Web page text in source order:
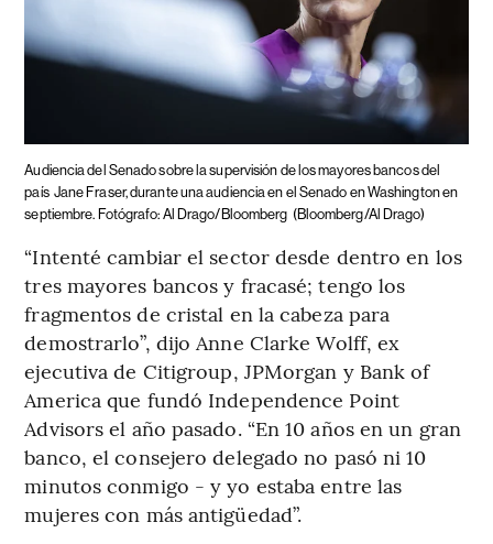
Audiencia del Senado sobre la supervisión de los mayores bancos del
país Jane Fraser, durante una audiencia en el Senado en Washington en
septiembre. Fotógrafo: Al Drago/Bloomberg (Bloomberg/Al Drago)
“Intenté cambiar el sector desde dentro en los
tres mayores bancos y fracasé; tengo los
fragmentos de cristal en la cabeza para
demostrarlo”, dijo Anne Clarke Wolff, ex
ejecutiva de Citigroup, JPMorgan y Bank of
America que fundó Independence Point
Advisors el año pasado. “En 10 años en un gran
banco, el consejero delegado no pasó ni 10
minutos conmigo - y yo estaba entre las
mujeres con más antigüedad”.